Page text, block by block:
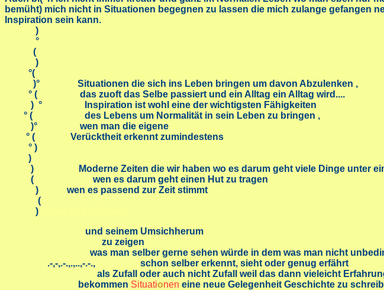
bemüht) mich nicht in Situationen begegnen zu lassen die mich zulange gefangen
Inspiration sein kann.
)
°
(
)
°(
)° Situationen die sich ins Leben bringen um davon Abzulenken ,
° ( das zuoft das Selbe passiert und ein Alltag ein Alltag wird....
) ° Inspiration ist wohl eine der wichtigsten Fähigkeiten
° ( des Lebens um Normalität in sein Leben zu bringen ,
)° wen man die eigene
° ( Verücktheit erkennt zumindestens
° )
)
) Moderne Zeiten die wir haben wo es darum geht viele Dinge unter
( wen es darum geht einen Hut zu tragen
) wen es passend zur Zeit stimmt
(
)
und seinem Umsichherum
zu zeigen
was man selber gerne sehen würde in dem was man nicht
.-,-,.-.,.,..,-.-., schon selber erkennt, sieht oder genug erfährt
als Zufall oder auch nicht Zufall weil das dann vieleicht
bekommen Situationen eine neue Gelegenheit Geschichte zu